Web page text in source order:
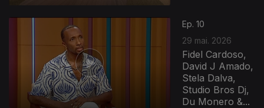
Ep. 10
29 mai. 2026
Fidel Cardoso,
David J Amado,
Stela Dalva,
Studio Bros Dj,
Du Monero &...